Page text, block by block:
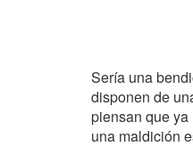
Sería una
disponen de
piensan que
una maldición